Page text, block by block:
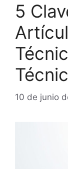
5
10 de junio